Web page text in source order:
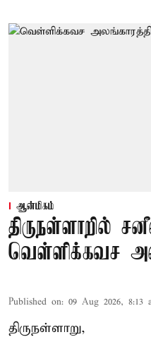
ஆன்மிகம்
திருநள்ளாறில்
வெள்ளிக்கவச
Published on: 09 Aug 2026, 8:13
திருநள்ளாறு,